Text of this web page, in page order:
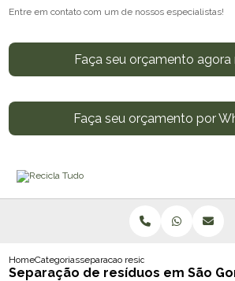
Entre em contato com um de nossos especialistas!
Faça seu orçamento
Faça seu orçamento por
HomeCategoriasseparacao residuos sao goncalo
Separação de resíduos em São